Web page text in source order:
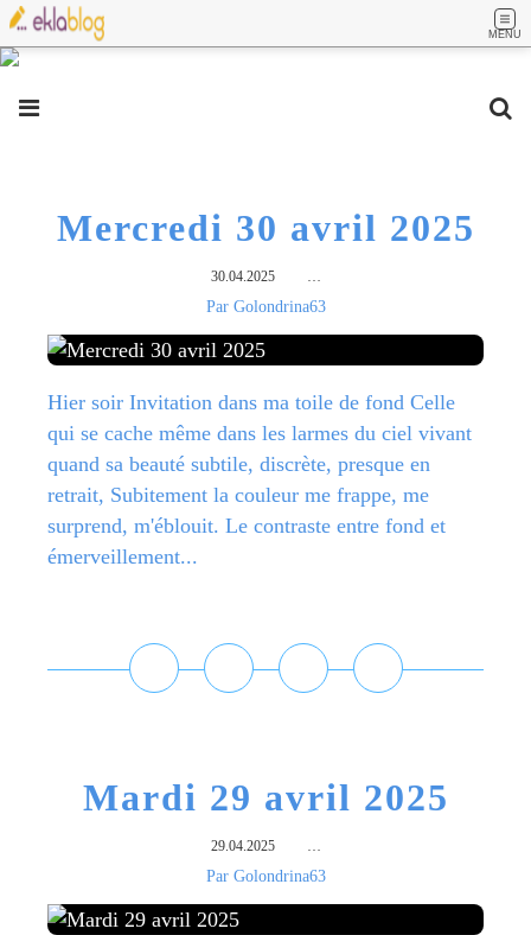
MENU
Mercredi 30 avril 2025
30.04.2025 …
Par Golondrina63
Hier soir Invitation dans ma toile de fond Celle
qui se cache même dans les larmes du ciel vivant
quand sa beauté subtile, discrète, presque en
retrait, Subitement la couleur me frappe, me
surprend, m'éblouit. Le contraste entre fond et
émerveillement...
Mardi 29 avril 2025
29.04.2025 …
Par Golondrina63